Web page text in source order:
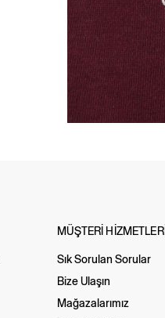
MÜŞTERİ HİZMETLERİ
Sık Sorulan Sorular
Bize Ulaşın
Mağazalarımız